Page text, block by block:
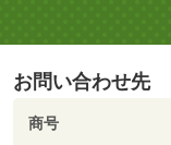
お問い合わせ先
商号